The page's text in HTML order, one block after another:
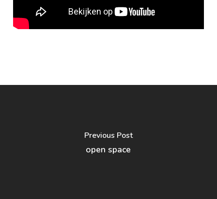
Previous Post
open space